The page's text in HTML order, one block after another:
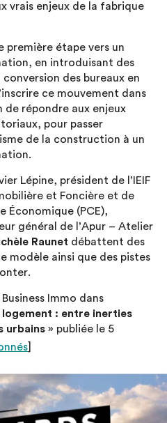
vrais enjeux de la fabrique
première étape vers un
en introduisant des
des bureaux en
ce mouvement dans
répondre aux enjeux
pour passer
de la construction à un
Lépine, président de l’IEIF
et Foncière et de
Économique (PCE),
général de l’Apur – Atelier
Raunet débattent des
modèle ainsi que des pistes
Immo dans
logement : entre inerties
urbains » publiée le 5